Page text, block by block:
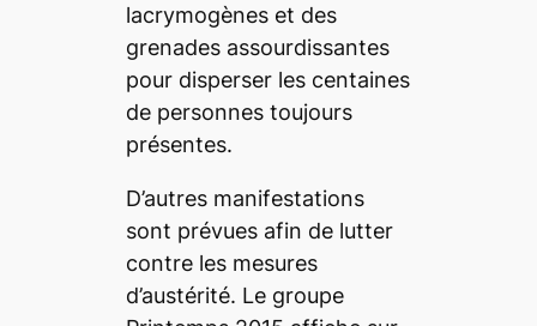
lacrymogènes et des
grenades assourdissantes
pour disperser les centaines
de personnes toujours
présentes.
D’autres manifestations
sont prévues afin de lutter
contre les mesures
d’austérité. Le groupe